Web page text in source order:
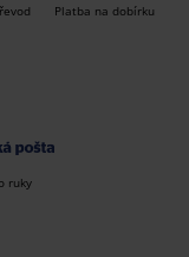
Platba na dobírku
ruky